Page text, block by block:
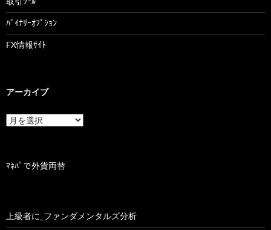
ﾊﾞｲﾅﾘｰｵﾌﾟｼｮﾝ
FX情報ｻｲﾄ
アーカイブ
ア
ー
ブ
ﾏﾈﾊﾟで外貨両替
上級者に_ファンダメンタルズ分析